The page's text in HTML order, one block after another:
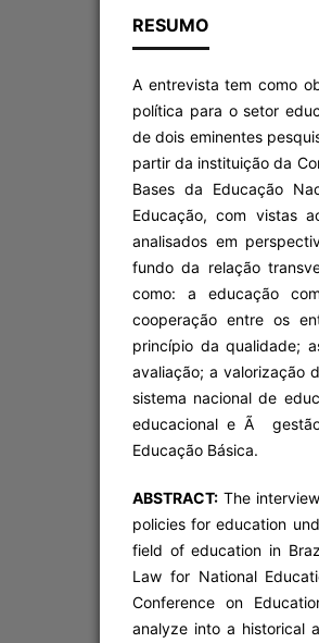
RESUMO
A entrevista tem como
política para o setor
de dois eminentes
partir da instituição da
Bases da Educação
Educação, com vistas
analisados em
fundo da relação
como: a educação
cooperação entre os
princípio da qualidade;
avaliação; a valorização
sistema nacional de
educacional e Ã
Educação Básica.
ABSTRACT: The
policies for education
field of education in
Law for National
Conference on
analyze into a historical